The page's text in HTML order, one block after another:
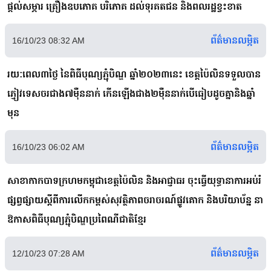
ផ្តល់សម្ភារ គ្រឿងឧបភោគ បរិភោគ ដល់ទុរគតជន និងពលរដ្ឋខ្វះខាត
16/10/23 08:32 AM ព័ត៌មានលម្អិត
រយៈពេល៣ថ្ងៃ នៃពិធីបុណ្យភ្ជុំបិណ្ឌ ឆ្នាំ២០២៣នេះ ខេត្តប៉ៃលិនទទួលបាន
ភ្ញៀវទេសចរជាង៧ម៉ឺននាក់ កើនឡើងជាង២ម៉ឺននាក់បើធៀបដូចគ្នានិងឆ្នាំ
មុន
16/10/23 06:02 AM ព័ត៌មានលម្អិត
សាខាកាកបាទក្រហមកម្ពុជាខេត្តប៉ៃលិន និងអាជ្ញាធរ ចុះធ្វើយុទ្ធានាការអប់រំ
ផ្សព្វផ្សាយស្ដីពីការលើកកម្ពស់សុវត្ថិភាពចរាចរណ៍ផ្លូវគោក និងបរិយាប័ន្ន នា
ឱកាសពិធីបុណ្យភ្ជុំបិណ្ឌប្រពៃណីជាតិខ្មែរ
12/10/23 07:28 AM ព័ត៌មានលម្អិត